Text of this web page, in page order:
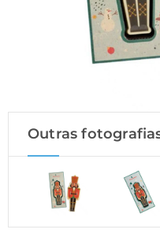
Outras